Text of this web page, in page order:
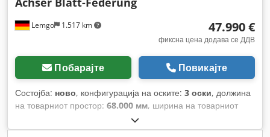
Lemgo 1.517 km 47.990 €
фиксна цена додава се ДДВ
Побарајте Повикајте
Состојба: ново, конфигурација на оските: 3 оски, должина
на товарниот простор: 68.000 мм, ширина на товарниот
, суспензија:
гумата:275/70-22,5,